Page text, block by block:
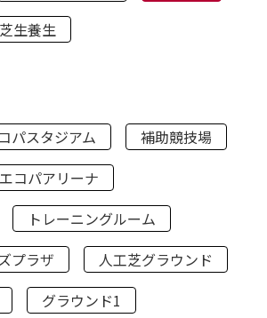
芝生養生
パスタジアム
補助競技場
エコパアリーナ
トレーニングルーム
プラザ
人工芝グラウンド
グラウンド1